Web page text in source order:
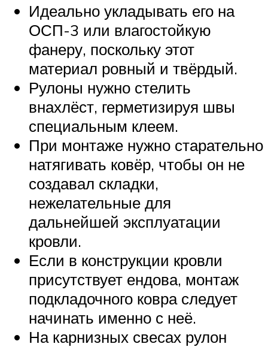
Идеально укладывать его на
ОСП-3 или влагостойкую
фанеру, поскольку этот
материал ровный и твёрдый.
Рулоны нужно стелить
внахлёст, герметизируя швы
специальным клеем.
При монтаже нужно старательно
натягивать ковёр, чтобы он не
создавал складки,
нежелательные для
дальнейшей эксплуатации
кровли.
Если в конструкции кровли
присутствует ендова, монтаж
подкладочного ковра следует
начинать именно с неё.
На карнизных свесах рулон